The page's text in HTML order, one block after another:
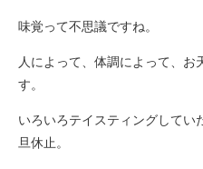
味覚って不思議ですね。
人によって、体調によって、お
す。
いろいろテイスティングしてい
旦休止。